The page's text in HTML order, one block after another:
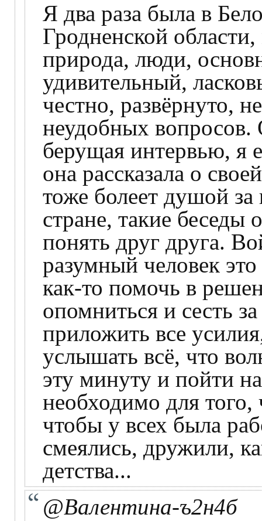
Я два раза была в
Гродненской
природа, люди,
удивительный,
честно, развёрнуто,
неудобных
берущая интервью, я
она рассказала о
тоже болеет душой за
стране, такие
понять друг друга.
разумный человек
как-то помочь в
опомниться и сесть
приложить все
услышать всё, что
эту минуту и пойти
необходимо для
чтобы у всех была
смеялись, дружили,
детства...
@Валентина-ъ2н4б